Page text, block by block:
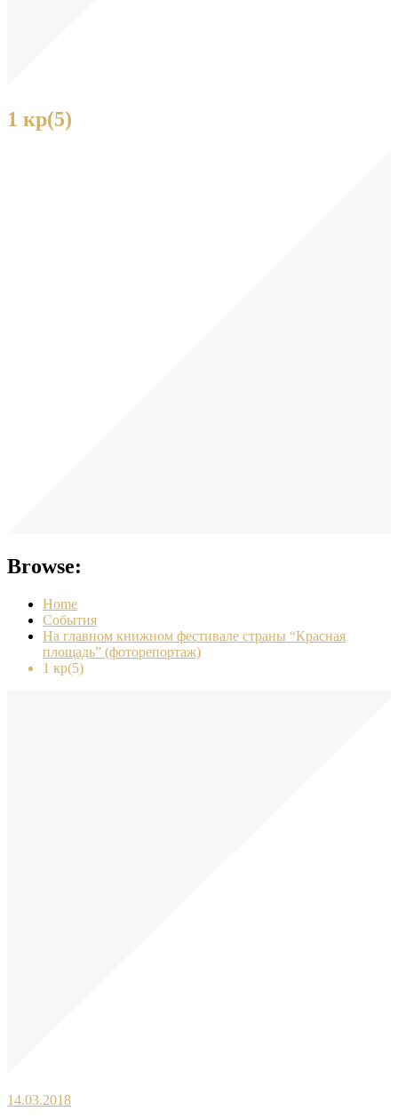
1 кр(5)
Browse:
Home
События
На главном книжном фестивале страны “Красная
площадь” (фоторепортаж)
1 кр(5)
14.03.2018